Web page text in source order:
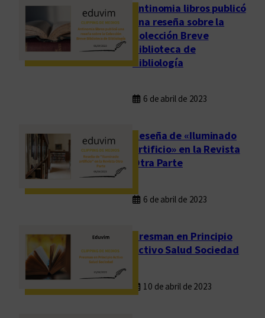
Antinomia libros publicó
una reseña sobre la
Colección Breve
Biblioteca de
Bibliología
6 de abril de 2023
Reseña de «Iluminado
artificio» en la Revista
Otra Parte
6 de abril de 2023
Presman en Principio
Activo Salud Sociedad
10 de abril de 2023